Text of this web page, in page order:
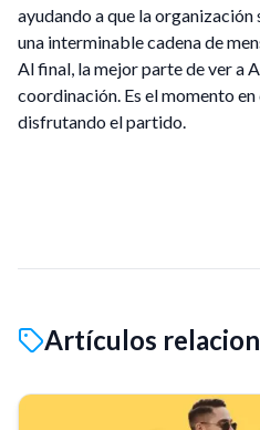
ayudando a que la organización
una interminable cadena de
Al final, la mejor parte de ver a
coordinación. Es el momento
disfrutando el partido.
Artículos